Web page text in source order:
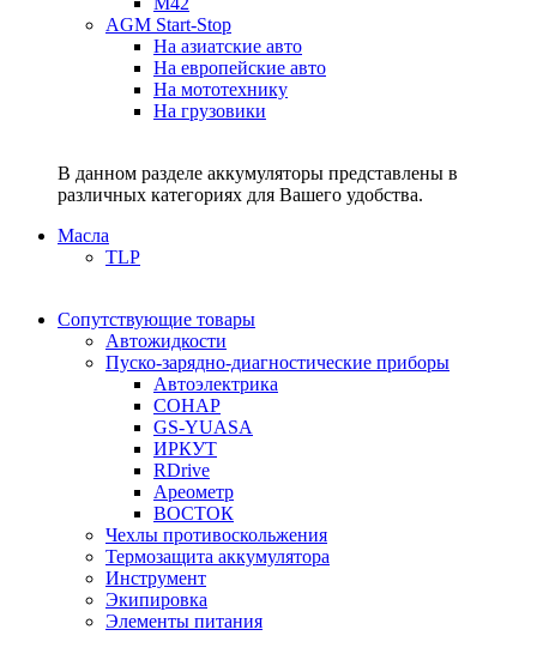
AGM Start-Stop
На азиатские авто
На европейские авто
На мототехнику
На грузовики
В данном разделе аккумуляторы представлены в
различных категориях для Вашего удобства.
Масла
TLP
Сопутствующие товары
Автожидкости
Пуско-зарядно-диагностические приборы
Автоэлектрика
СОНАР
GS-YUASA
ИРКУТ
RDrive
Ареометр
ВОСТОК
Чехлы противоскольжения
Термозащита аккумулятора
Инструмент
Экипировка
Элементы питания